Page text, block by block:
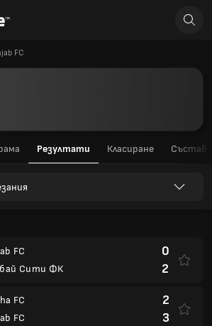
FC
Резултати Класиране Състав
FC
Сити ФК
0
2
FC
FC
2
3